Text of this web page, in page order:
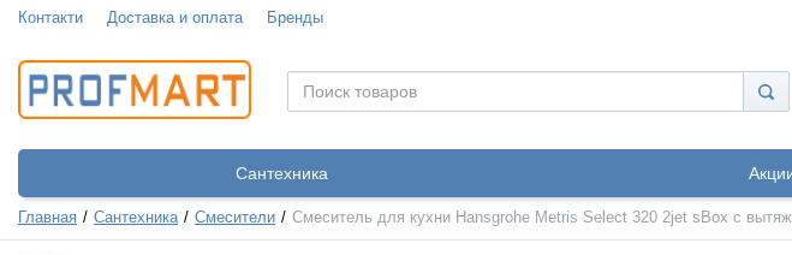
Контакти Доставка и оплата Бренды
Сантехника
Главная Сантехника Смесители Смеситель для кухни Hansgrohe Metris Select 320 2jet sBox с